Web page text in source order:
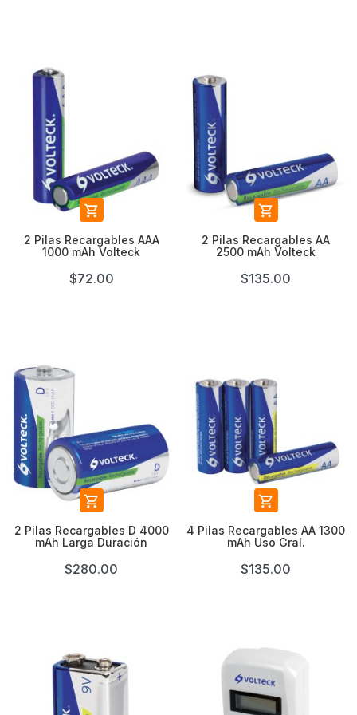

2 Pilas Recargables AAA
1000 mAh Volteck
$72.00

2 Pilas Recargables AA
2500 mAh Volteck
$135.00

2 Pilas Recargables D 4000
mAh Larga Duración
$280.00

4 Pilas Recargables AA 1300
mAh Uso Gral.
$135.00